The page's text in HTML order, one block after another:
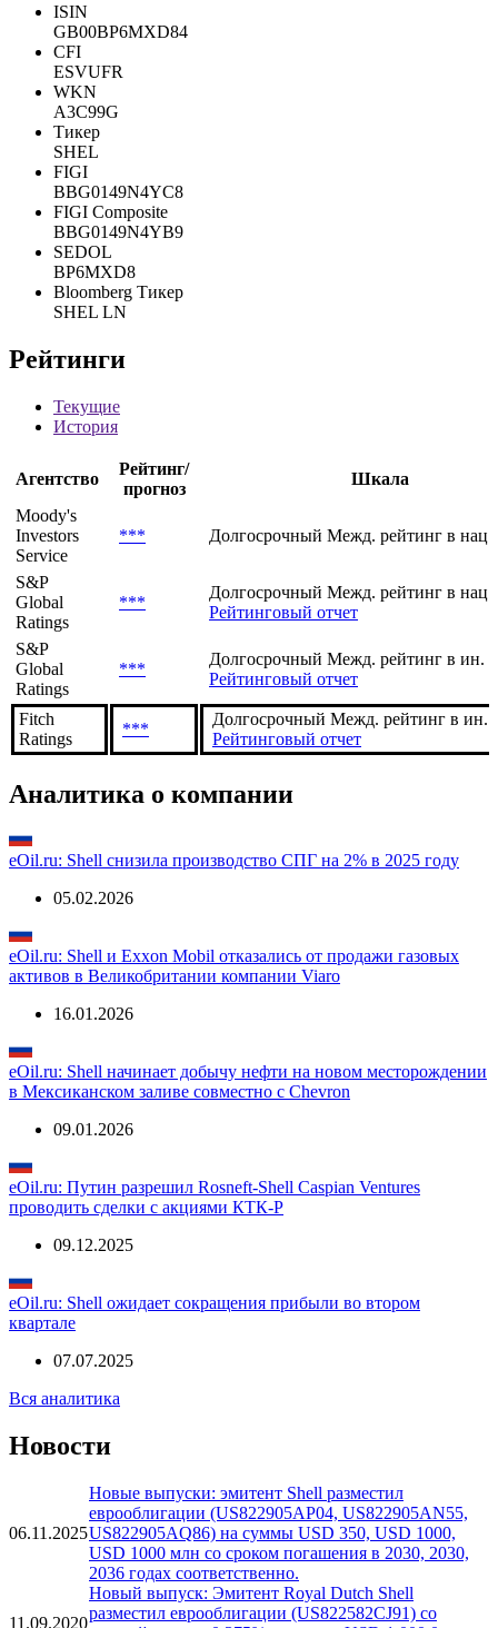
ISIN
GB00BP6MXD84
CFI
ESVUFR
WKN
A3C99G
Тикер
SHEL
FIGI
BBG0149N4YC8
FIGI Composite
BBG0149N4YB9
SEDOL
BP6MXD8
Bloomberg Тикер
SHEL LN
Рейтинги
Текущие
История
Агентство
Рейтинг/
прогноз
Шкала
Moody's
Investors
Service
*** Долгосрочный Межд. рейтинг в нац.
S&P
Global
Ratings
***
Долгосрочный Межд. рейтинг в нац.
Рейтинговый отчет
S&P
Global
Ratings
***
Долгосрочный Межд. рейтинг в ин.
Рейтинговый отчет
Fitch
Ratings
***
Долгосрочный Межд. рейтинг в ин.
Рейтинговый отчет
Аналитика о компании
eOil.ru: Shell снизила производство СПГ на 2% в 2025 году
05.02.2026
eOil.ru: Shell и Exxon Mobil отказались от продажи газовых
активов в Великобритании компании Viaro
16.01.2026
eOil.ru: Shell начинает добычу нефти на новом месторождении
в Мексиканском заливе совместно с Chevron
09.01.2026
eOil.ru: Путин разрешил Rosneft-Shell Caspian Ventures
проводить сделки с акциями КТК-Р
09.12.2025
eOil.ru: Shell ожидает сокращения прибыли во втором
квартале
07.07.2025
Вся аналитика
Новости
06.11.2025
Новые выпуски: эмитент Shell разместил
еврооблигации (US822905AP04, US822905AN55,
US822905AQ86) на суммы USD 350, USD 1000,
USD 1000 млн со сроком погашения в 2030, 2030,
2036 годах соответственно.
11.09.2020
Новый выпуск: Эмитент Royal Dutch Shell
разместил еврооблигации (US822582CJ91) со